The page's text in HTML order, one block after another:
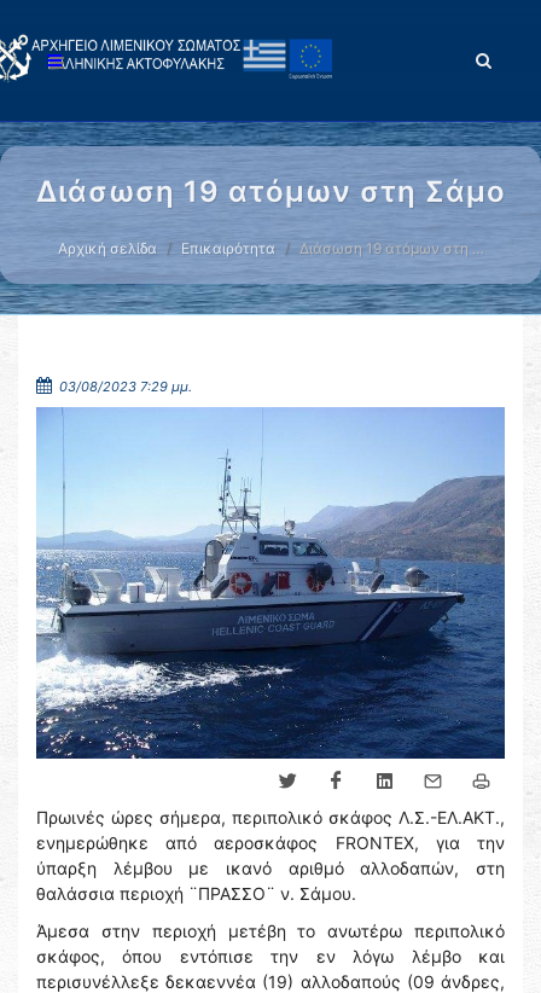
Διάσωση 19 ατόμων στη Σάμο
Αρχική σελίδα Επικαιρότητα Διάσωση 19 ατόμων στη …
03/08/2023 7:29 μμ.
Πρωινές ώρες σήμερα, περιπολικό σκάφος Λ.Σ.-ΕΛ.ΑΚΤ.,
ενημερώθηκε από αεροσκάφος FRONTEX, για την
ύπαρξη λέμβου με ικανό αριθμό αλλοδαπών, στη
θαλάσσια περιοχή ¨ΠΡΑΣΣΟ¨ ν. Σάμου.
Άμεσα στην περιοχή μετέβη το ανωτέρω περιπολικό
σκάφος, όπου εντόπισε την εν λόγω λέμβο και
περισυνέλλεξε δεκαεννέα (19) αλλοδαπούς (09 άνδρες,